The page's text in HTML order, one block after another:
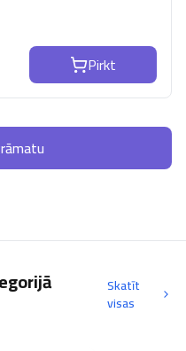
Pirkt
Skatīt
visas